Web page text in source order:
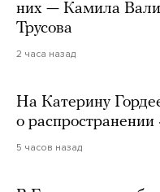
них — Камила
Трусова
2 часа назад
На Катерину
о
5 часов назад